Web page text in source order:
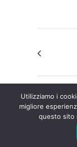
Utilizziamo i
migliore
questo sito